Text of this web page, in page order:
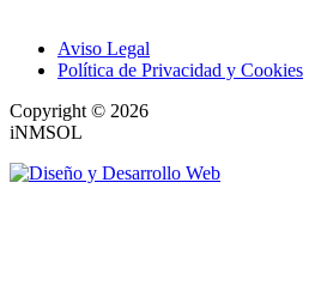
Aviso Legal
Política de Privacidad y Cookies
Copyright © 2026
iNMSOL